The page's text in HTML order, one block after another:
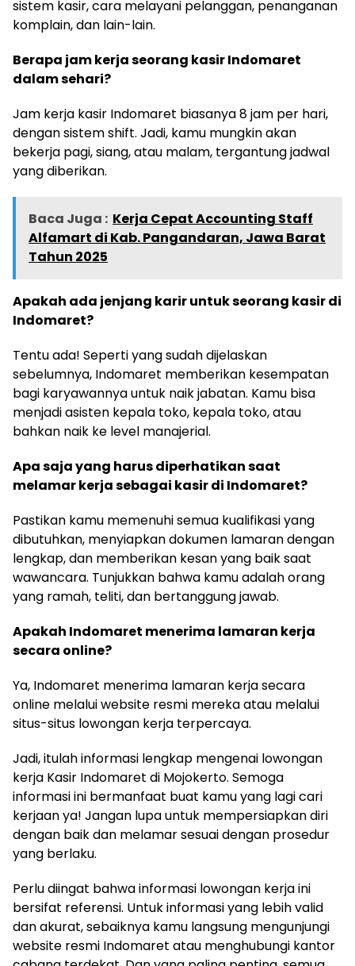
sistem kasir, cara melayani pelanggan, penanganan
komplain, dan lain-lain.
Berapa jam kerja seorang kasir Indomaret
dalam sehari?
Jam kerja kasir Indomaret biasanya 8 jam per hari,
dengan sistem shift. Jadi, kamu mungkin akan
bekerja pagi, siang, atau malam, tergantung jadwal
yang diberikan.
Baca Juga : Kerja Cepat Accounting Staff
Alfamart di Kab. Pangandaran, Jawa Barat
Tahun 2025
Apakah ada jenjang karir untuk seorang kasir di
Indomaret?
Tentu ada! Seperti yang sudah dijelaskan
sebelumnya, Indomaret memberikan kesempatan
bagi karyawannya untuk naik jabatan. Kamu bisa
menjadi asisten kepala toko, kepala toko, atau
bahkan naik ke level manajerial.
Apa saja yang harus diperhatikan saat
melamar kerja sebagai kasir di Indomaret?
Pastikan kamu memenuhi semua kualifikasi yang
dibutuhkan, menyiapkan dokumen lamaran dengan
lengkap, dan memberikan kesan yang baik saat
wawancara. Tunjukkan bahwa kamu adalah orang
yang ramah, teliti, dan bertanggung jawab.
Apakah Indomaret menerima lamaran kerja
secara online?
Ya, Indomaret menerima lamaran kerja secara
online melalui website resmi mereka atau melalui
situs-situs lowongan kerja terpercaya.
Jadi, itulah informasi lengkap mengenai lowongan
kerja Kasir Indomaret di Mojokerto. Semoga
informasi ini bermanfaat buat kamu yang lagi cari
kerjaan ya! Jangan lupa untuk mempersiapkan diri
dengan baik dan melamar sesuai dengan prosedur
yang berlaku.
Perlu diingat bahwa informasi lowongan kerja ini
bersifat referensi. Untuk informasi yang lebih valid
dan akurat, sebaiknya kamu langsung mengunjungi
website resmi Indomaret atau menghubungi kantor